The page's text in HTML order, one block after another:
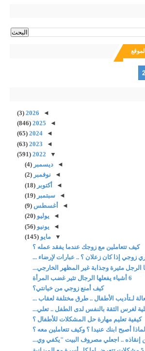
2
◄
2026
(3)
◄
2025
(846)
◄
2024
(65)
◄
2023
(63)
▼
2022
(591)
◄ديسمبر(4)
◄ نوفمبر(2)
◄أكتوبر(18)
◄سبتمبر(19)
◄
أغسطس(9)
◄ يوليو(20)
◄ يونيو(56)
▼مايو(145)
كيف تتعاملين مع زوجك عندما يفقد عمله ؟
زوجي إذا كان زعلان ؟ .. عبارات لإرضاء ...
6 أشياء يفعلها الرجال تثير غضب المرأة
كيف أمنع زوجي من خيانتي؟
لـتأديب الأطفال .. طرق مختلفة لعقاب ...
كيفية تعليم مهارة حل المشكلات للأطفال ؟
لماذا أصبح ابنك عنيدا ؟ وكيف تتعاملين معه ؟
إنقاذه .. اجعلي مصروف البيت "يكفي وي...